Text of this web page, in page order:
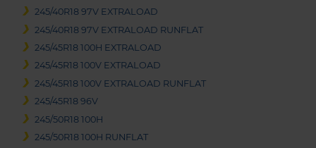
245/40R18 97V EXTRALOAD
245/40R18 97V EXTRALOAD RUNFLAT
245/45R18 100H EXTRALOAD
245/45R18 100V EXTRALOAD
245/45R18 100V EXTRALOAD RUNFLAT
245/45R18 96V
245/50R18 100H
245/50R18 100H RUNFLAT